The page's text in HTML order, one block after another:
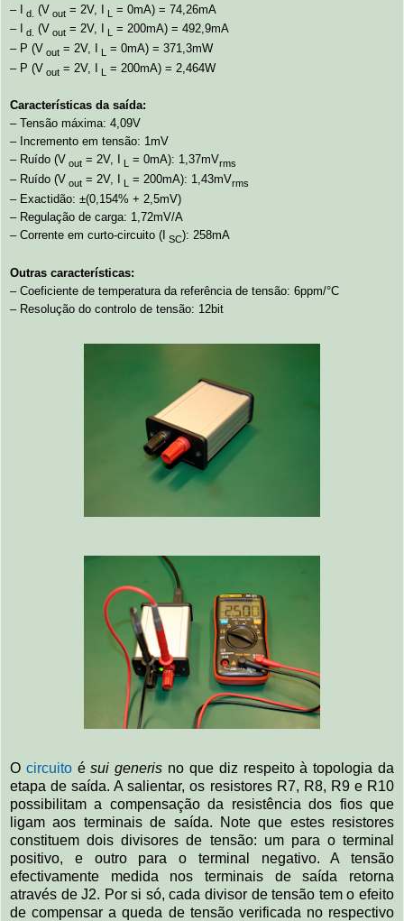
– I d. (V out = 2V, I L
= 0mA) = 74,26mA
– I
d. (V out = 2V, I L
= 200mA) = 492,9mA
– P (V out = 2V, I L
= 0mA) = 371,3mW
– P (V out = 2V, I L = 200mA) = 2,464W
Características da saída:
– Tensão máxima: 4,09V
– Incremento em tensão: 1mV
– Ruído (V out = 2V, I L = 0mA): 1,37mVrms
– Ruído (V out = 2V, I L = 200mA): 1,43mVrms
– Exactidão: ±(0,154% + 2,5mV)
– Regulação de carga: 1,72mV/A
– Corrente em curto-circuito (I SC): 258mA
Outras características:
– Coeficiente de temperatura da referência de tensão: 6ppm/°C
– Resolução do controlo de tensão: 12bit
O circuitoésui generis no que diz respeito à topologia da
etapa de saída. A salientar, os resistores R7, R8, R9 e R10
possibilitam a compensação da resistência dos fios que
ligam aos terminais de saída. Note que estes resistores
constituem dois divisores de tensão: um para o terminal
positivo, e outro para o terminal negativo. A tensão
efectivamente medida nos terminais de saída retorna
através de J2. Por si só, cada divisor de tensão tem o efeito
de compensar a queda de tensão verificada no respectivo